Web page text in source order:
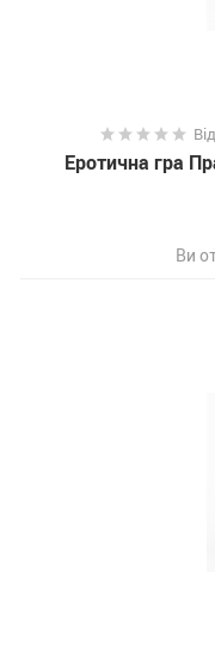
Еротична гра
Ви